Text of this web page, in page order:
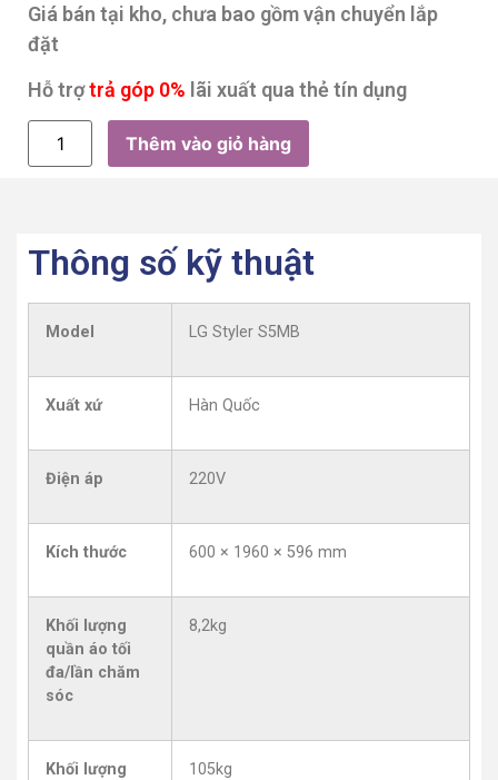
Giá bán tại kho, chưa bao gồm vận chuyển lắp
đặt
Hỗ trợtrả góp 0% lãi xuất qua thẻ tín dụng
Thêm vào giỏ hàng
Thông số kỹ thuật
Model LG Styler S5MB
Xuất xứ Hàn Quốc
Điện áp 220V
Kích thước 600 × 1960 × 596 mm
Khối lượng
quần áo tối
đa/lần chăm
sóc
8,2kg
Khối lượng
105kg